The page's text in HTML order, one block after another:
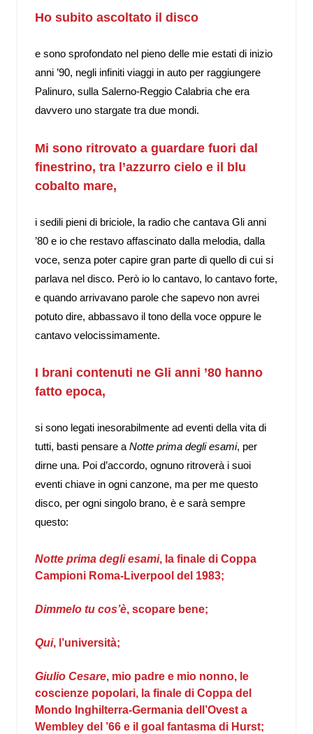
Ho subito ascoltato il disco
e sono sprofondato nel pieno delle mie estati di inizio
anni ’90, negli infiniti viaggi in auto per raggiungere
Palinuro, sulla Salerno-Reggio Calabria che era
davvero uno stargate tra due mondi.
Mi sono ritrovato a guardare fuori dal
finestrino, tra l’azzurro cielo e il blu
cobalto mare,
i sedili pieni di briciole, la radio che cantava Gli anni
’80 e io che restavo affascinato dalla melodia, dalla
voce, senza poter capire gran parte di quello di cui si
parlava nel disco. Però io lo cantavo, lo cantavo forte,
e quando arrivavano parole che sapevo non avrei
potuto dire, abbassavo il tono della voce oppure le
cantavo velocissimamente.
I brani contenuti ne Gli anni ’80 hanno
fatto epoca,
si sono legati inesorabilmente ad eventi della vita di
tutti, basti pensare aNotte prima degli esami, per
dirne una. Poi d’accordo, ognuno ritroverà i suoi
eventi chiave in ogni canzone, ma per me questo
disco, per ogni singolo brano, è e sarà sempre
questo:
Notte prima degli esami, la finale di Coppa
Campioni Roma-Liverpool del 1983;
Dimmelo tu cos’è, scopare bene;
Qui, l’università;
Giulio Cesare, mio padre e mio nonno, le
coscienze popolari, la finale di Coppa del
Mondo Inghilterra-Germania dell’Ovest a
Wembley del ’66 e il goal fantasma di Hurst;